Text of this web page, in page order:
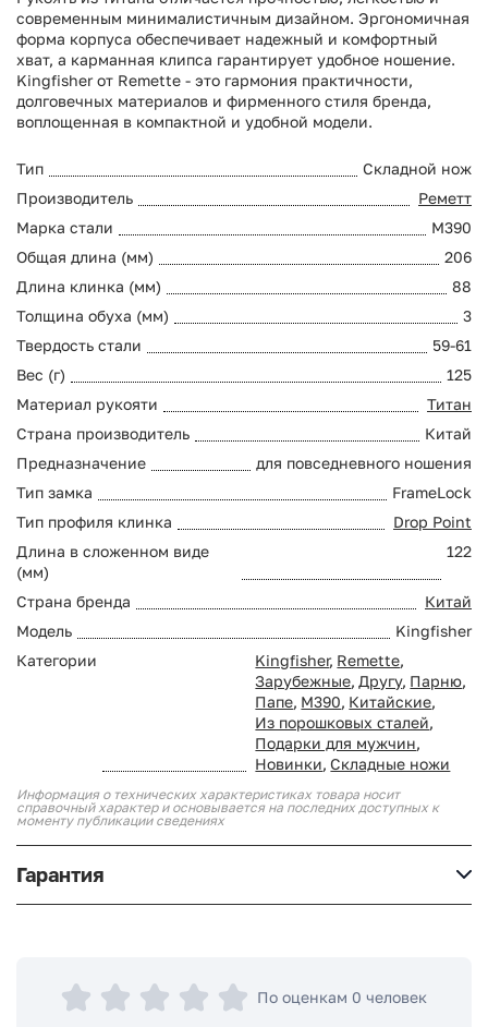
современным минималистичным дизайном. Эргономичная
форма корпуса обеспечивает надежный и комфортный
хват, а карманная клипса гарантирует удобное ношение.
Kingfisher от Remette - это гармония практичности,
долговечных материалов и фирменного стиля бренда,
воплощенная в компактной и удобной модели.
Тип
Складной нож
Производитель
Реметт
Марка стали
M390
Общая длина (мм)
206
Длина клинка (мм)
88
Толщина обуха (мм)
3
Твердость стали
59-61
Вес (г)
125
Материал рукояти
Титан
Страна производитель
Китай
Предназначение
для повседневного ношения
Тип замка
FrameLock
Тип профиля клинка
Drop Point
Длина в сложенном виде
(мм)
122
Страна бренда
Китай
Модель
Kingfisher
Категории
Kingfisher, Remette,
Зарубежные, Другу, Парню,
Папе, M390, Китайские,
Из порошковых сталей,
Подарки для мужчин,
Новинки, Складные ножи
Информация о технических характеристиках товара носит
справочный характер и основывается на последних доступных к
моменту публикации сведениях
Гарантия
По оценкам 0 человек